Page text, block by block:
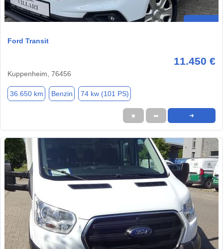
Ford Transit
11.450 €
Kuppenheim, 76456
36.650 km Benzin 74 kw (101 PS)
★ ➦ ➜